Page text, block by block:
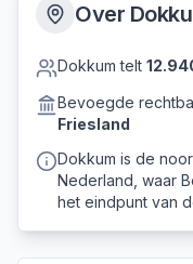
Over
Dokkum telt
Bevoegde
Friesland
Dokkum is de
Nederland, waar
het eindpunt van